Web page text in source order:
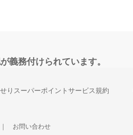
義務付けられています。
りスーパーポイントサービス規約
お問い合わせ